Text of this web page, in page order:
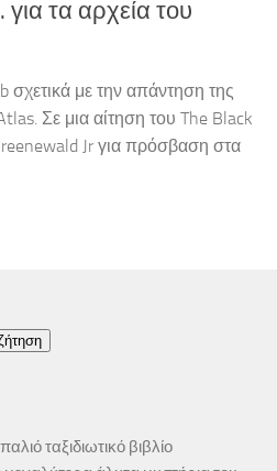
τα αρχεία του
με την απάντηση της
Σε μια αίτηση του The Black
Jr για πρόσβαση στα
ταξιδιωτικό βιβλίο